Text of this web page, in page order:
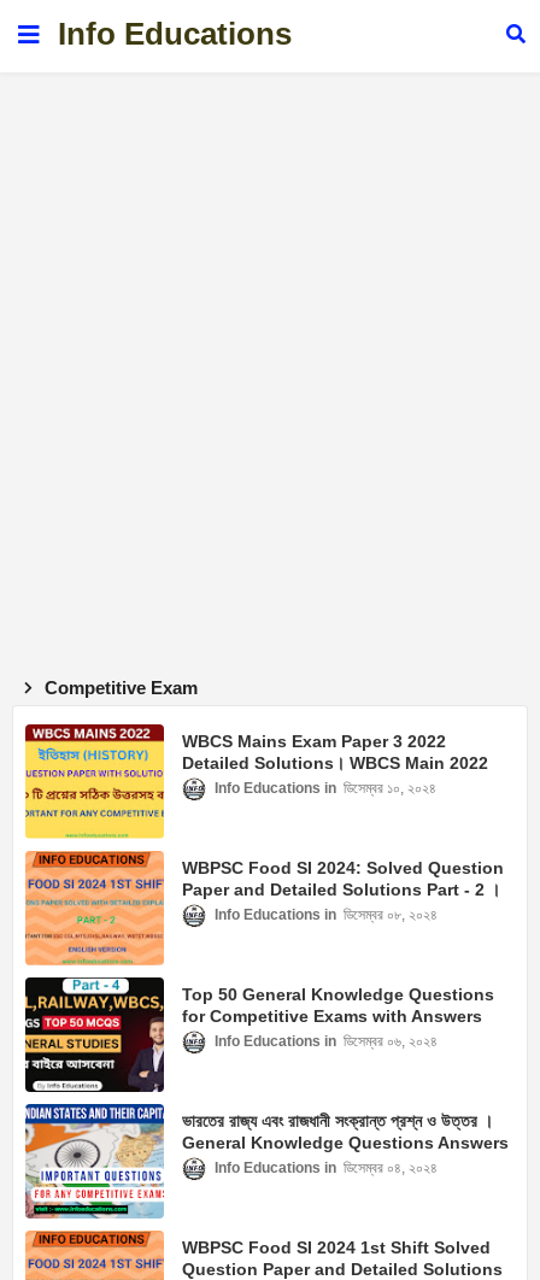
Info Educations
Competitive Exam
WBCS Mains Exam Paper 3 2022
Detailed Solutions। WBCS Main 2022
History Answer Keys
Info Educations ডিসেম্বর ১০, ২০২৪
WBPSC Food SI 2024: Solved Question
Paper and Detailed Solutions Part - 2 ।
Food SI Question Paper 1st Shift
Info Educations ডিসেম্বর ০৮, ২০২৪
Top 50 General Knowledge Questions
for Competitive Exams with Answers
Part - 4Info Educations ডিসেম্বর ০৬, ২০২৪
ভারতের রাজ্য এবং রাজধানী সংক্রান্ত প্রশ্ন ও উত্তর ।
General Knowledge Questions Answers
On States And Capitals Of India
Info Educations ডিসেম্বর ০৪, ২০২৪
WBPSC Food SI 2024 1st Shift Solved
Question Paper and Detailed Solutions